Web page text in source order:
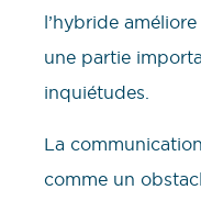
l’hybride
une partie
inquiétudes.
La
comme un